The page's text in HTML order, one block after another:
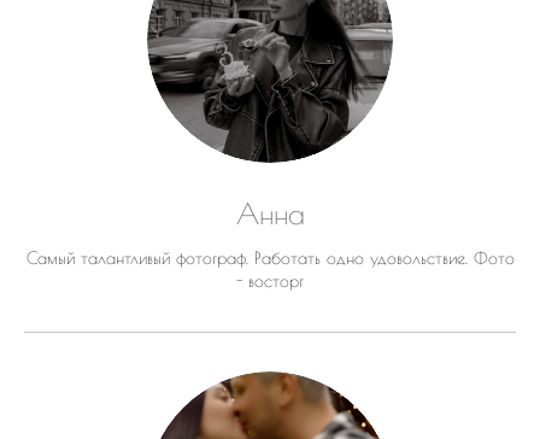
Анна
Самый талантливый фотограф. Работать одно удовольствие. Фото
- восторг